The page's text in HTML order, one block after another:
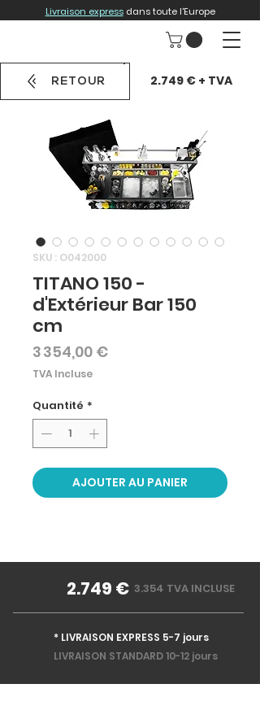
Livraison expressdans toute l'Europe
SKU : O042000
TITANO 150 -
d'Extérieur Bar 150
cm
3 354,00 €Prix
TVA Incluse
Quantité *
AJOUTER AU PANIER
RETOUR 2.749 € + TVA
2.749 € 3.354 TVA INCLUSE
* LIVRAISON EXPRESS 5-7 jours
LIVRAISON STANDARD 10-12 jours